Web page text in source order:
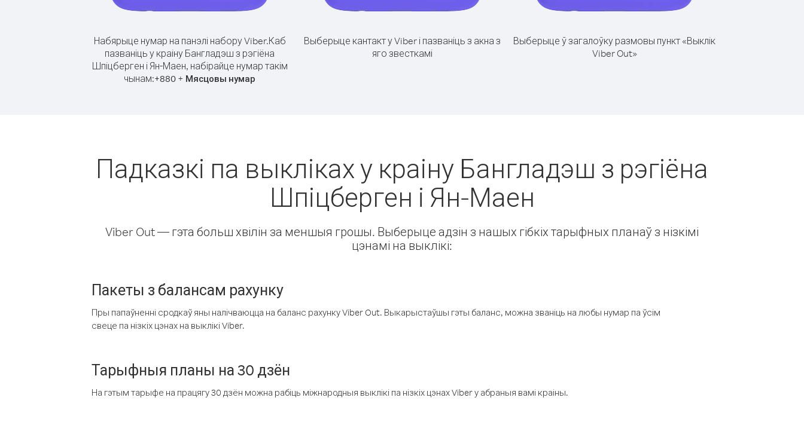
Набярыце нумар на панэлі набору Viber.Каб
пазваніць у краіну Бангладэш з рэгіёна
Шпіцберген і Ян-Маен, набірайце нумар такім
чынам:+880 + Мясцовы нумар
Выберыце кантакт у Viber і пазваніць з акна з
яго звесткамі
Выберыце ў загалоўку размовы пункт «Выклік
Viber Out»
Падказкі па выкліках у краіну Бангладэш з рэгіёна
Шпіцберген і Ян-Маен
Viber Out — гэта больш хвілін за меншыя грошы. Выберыце адзін з нашых гібкіх тарыфных планаў з нізкімі
цэнамі на выклікі:
Пакеты з балансам рахунку
Пры папаўненні сродкаў яны налічваюцца на баланс рахунку Viber Out. Выкарыстаўшы гэты баланс, можна званіць на любы нумар па ўсім
свеце па нізкіх цэнах на выклікі Viber.
Тарыфныя планы на 30 дзён
На гэтым тарыфе на працягу 30 дзён можна рабіць міжнародныя выклікі па нізкіх цэнах Viber у абраныя вамі краіны.